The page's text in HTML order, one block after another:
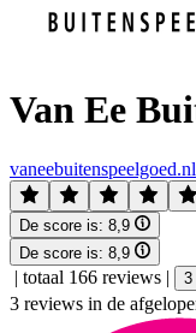
Van Ee
vaneebuitenspeelgoed.nl
De score is: 8,9
De score is: 8,9
| totaal 166 reviews | 3
3 reviews in de